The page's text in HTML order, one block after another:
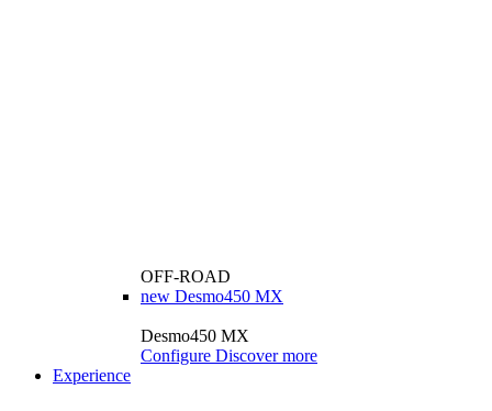
OFF-ROAD
new Desmo450 MX
Desmo450 MX
Configure Discover more
Experience